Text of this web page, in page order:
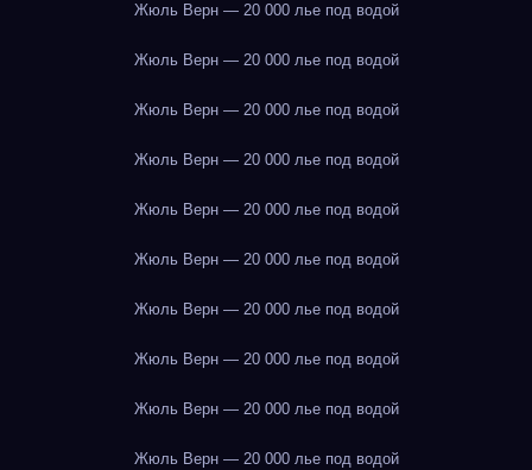
Жюль Верн — 20 000 лье под водой
Жюль Верн — 20 000 лье под водой
Жюль Верн — 20 000 лье под водой
Жюль Верн — 20 000 лье под водой
Жюль Верн — 20 000 лье под водой
Жюль Верн — 20 000 лье под водой
Жюль Верн — 20 000 лье под водой
Жюль Верн — 20 000 лье под водой
Жюль Верн — 20 000 лье под водой
Жюль Верн — 20 000 лье под водой